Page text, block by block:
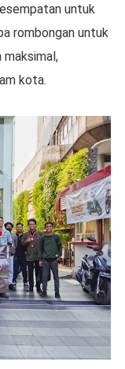
untuk
rombongan untuk
maksimal,
kota.